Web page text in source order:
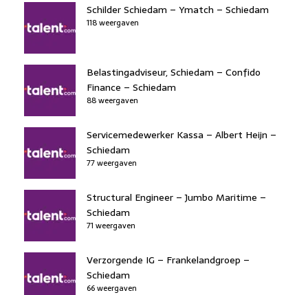
b
o
o
k
dI
n
d
o
d
s
A
Schilder Schiedam – Ymatch – Schiedam
118 weergaven
Belastingadviseur, Schiedam – Confido
Finance – Schiedam
88 weergaven
Servicemedewerker Kassa – Albert Heijn –
Schiedam
77 weergaven
Structural Engineer – Jumbo Maritime –
Schiedam
71 weergaven
Verzorgende IG – Frankelandgroep –
Schiedam
66 weergaven